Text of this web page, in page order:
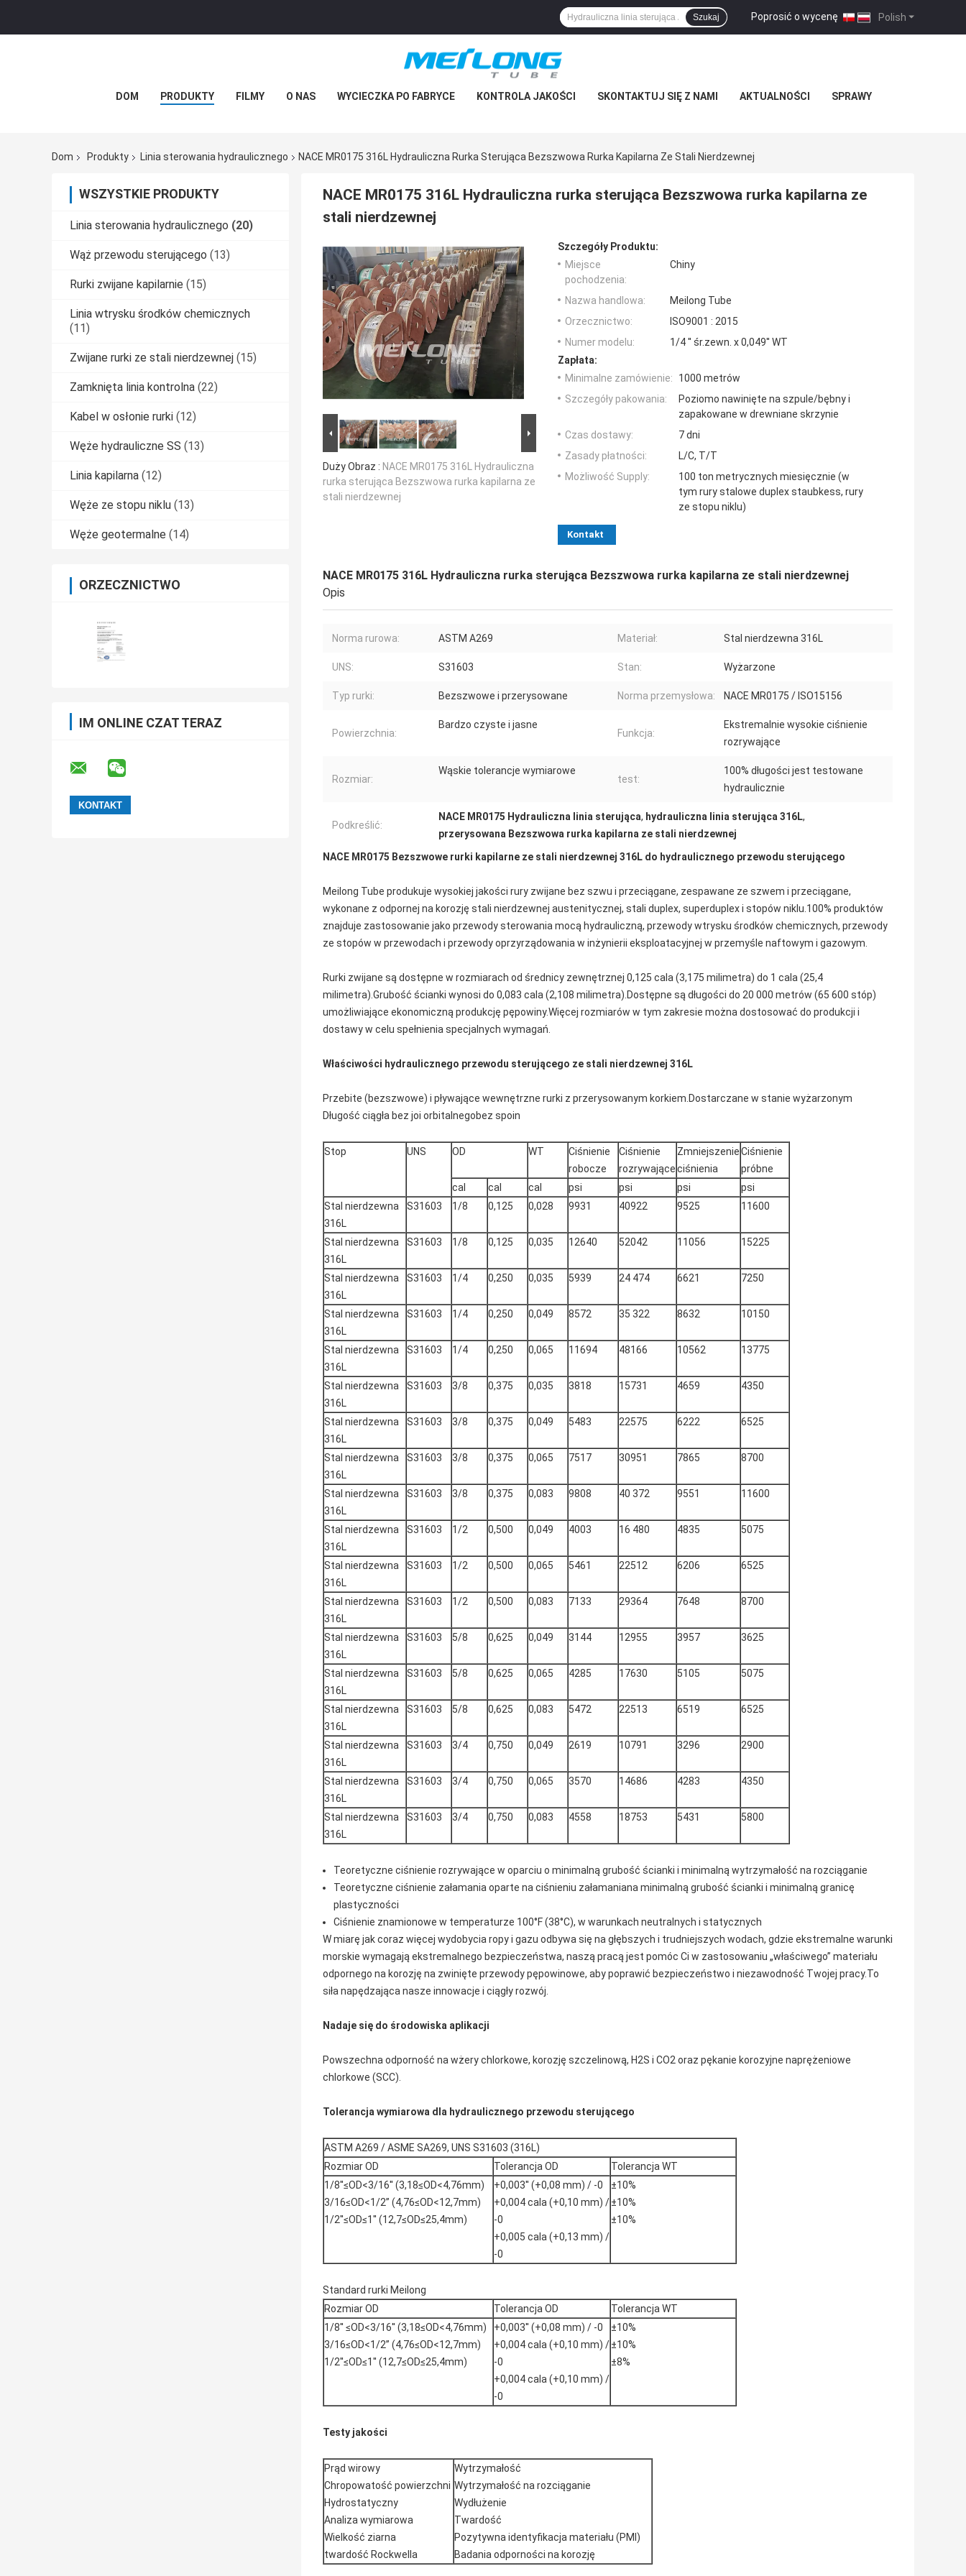
Polish
Poprosić o wycenę |
Szukaj
DOM PRODUKTY FILMY O NAS WYCIECZKA PO FABRYCE KONTROLA JAKOŚCI SKONTAKTUJ SIĘ Z NAMI AKTUALNOŚCI SPRAWY
Dom Produkty Linia sterowania hydraulicznego NACE MR0175 316L Hydrauliczna Rurka Sterująca Bezszwowa Rurka Kapilarna Ze Stali Nierdzewnej
WSZYSTKIE PRODUKTY
Linia sterowania hydraulicznego (20)
Wąż przewodu sterującego (13)
Rurki zwijane kapilarnie (15)
Linia wtrysku środków chemicznych
(11)
Zwijane rurki ze stali nierdzewnej (15)
Zamknięta linia kontrolna (22)
Kabel w osłonie rurki (12)
Węże hydrauliczne SS (13)
Linia kapilarna (12)
Węże ze stopu niklu (13)
Węże geotermalne (14)
ORZECZNICTWO
IM ONLINE CZAT TERAZ
NACE MR0175 316L Hydrauliczna rurka sterująca Bezszwowa rurka kapilarna ze
stali nierdzewnej
Duży Obraz : NACE MR0175 316L Hydrauliczna
rurka sterująca Bezszwowa rurka kapilarna ze
stali nierdzewnej
Szczegóły Produktu:
Miejsce
pochodzenia:
Chiny
Nazwa handlowa:
Meilong Tube
Orzecznictwo:
ISO9001 : 2015
Numer modelu:
1/4 '' śr.zewn. x 0,049'' WT
Zapłata:
Minimalne zamówienie:
1000 metrów
Szczegóły pakowania:
Poziomo nawinięte na szpule/bębny i
zapakowane w drewniane skrzynie
Czas dostawy:
7 dni
Zasady płatności:
L/C, T/T
Możliwość Supply:
100 ton metrycznych miesięcznie (w
tym rury stalowe duplex staubkess, rury
ze stopu niklu)
Kontakt
NACE MR0175 316L Hydrauliczna rurka sterująca Bezszwowa rurka kapilarna ze stali nierdzewnej
Opis
Norma rurowa: ASTM A269 Materiał: Stal nierdzewna 316L
UNS: S31603 Stan: Wyżarzone
Typ rurki: Bezszwowe i przerysowane Norma przemysłowa: NACE MR0175 / ISO15156
Powierzchnia:
Bardzo czyste i jasne
Funkcja:
Ekstremalnie wysokie ciśnienie
rozrywające
Rozmiar:
Wąskie tolerancje wymiarowe
test:
100% długości jest testowane
hydraulicznie
Podkreślić:
NACE MR0175 Hydrauliczna linia sterująca, hydrauliczna linia sterująca 316L,
przerysowana Bezszwowa rurka kapilarna ze stali nierdzewnej
NACE MR0175 Bezszwowe rurki kapilarne ze stali nierdzewnej 316L do hydraulicznego przewodu sterującego
Meilong Tube produkuje wysokiej jakości rury zwijane bez szwu i przeciągane, zespawane ze szwem i przeciągane,
wykonane z odpornej na korozję stali nierdzewnej austenitycznej, stali duplex, superduplex i stopów niklu.100% produktów
znajduje zastosowanie jako przewody sterowania mocą hydrauliczną, przewody wtrysku środków chemicznych, przewody
ze stopów w przewodach i przewody oprzyrządowania w inżynierii eksploatacyjnej w przemyśle naftowym i gazowym.
Rurki zwijane są dostępne w rozmiarach od średnicy zewnętrznej 0,125 cala (3,175 milimetra) do 1 cala (25,4
milimetra).Grubość ścianki wynosi do 0,083 cala (2,108 milimetra).Dostępne są długości do 20 000 metrów (65 600 stóp)
umożliwiające ekonomiczną produkcję pępowiny.Więcej rozmiarów w tym zakresie można dostosować do produkcji i
dostawy w celu spełnienia specjalnych wymagań.
Właściwości hydraulicznego przewodu sterującego ze stali nierdzewnej 316L
Przebite (bezszwowe) i pływające wewnętrzne rurki z przerysowanym korkiem.Dostarczane w stanie wyżarzonym
Długość ciągła bez joi orbitalnegobez spoin
Stop UNS OD WT
Ciśnienie
robocze
Ciśnienie
rozrywające
Zmniejszenie
ciśnienia
Ciśnienie
próbne
cal
cal cal psi psi psi
psi
Stal nierdzewna
316L
S31603 1/8 0,125 0,028 9931 40922 9525 11600
Stal nierdzewna
316L
S31603 1/8 0,125 0,035 12640 52042 11056 15225
Stal nierdzewna
316L
S31603 1/4 0,250 0,035 5939 24 474 6621 7250
Stal nierdzewna
316L
S31603 1/4 0,250 0,049 8572 35 322 8632 10150
Stal nierdzewna
316L
S31603 1/4 0,250 0,065 11694 48166 10562 13775
Stal nierdzewna
316L
S31603 3/8 0,375 0,035 3818 15731 4659 4350
Stal nierdzewna
316L
S31603 3/8 0,375 0,049 5483 22575 6222 6525
Stal nierdzewna
316L
S31603 3/8 0,375 0,065 7517 30951 7865 8700
Stal nierdzewna
316L
S31603 3/8 0,375 0,083 9808 40 372 9551 11600
Stal nierdzewna
316L
S31603 1/2 0,500 0,049 4003 16 480 4835 5075
Stal nierdzewna
316L
S31603 1/2 0,500 0,065 5461 22512 6206 6525
Stal nierdzewna
316L
S31603 1/2 0,500 0,083 7133 29364 7648 8700
Stal nierdzewna
316L
S31603 5/8 0,625 0,049 3144 12955 3957 3625
Stal nierdzewna
316L
S31603 5/8 0,625 0,065 4285 17630 5105 5075
Stal nierdzewna
316L
S31603 5/8 0,625 0,083 5472 22513 6519 6525
Stal nierdzewna
316L
S31603 3/4 0,750 0,049 2619 10791 3296 2900
Stal nierdzewna
316L
S31603 3/4 0,750 0,065 3570 14686 4283 4350
Stal nierdzewna
316L
S31603 3/4 0,750 0,083 4558 18753 5431 5800
Teoretyczne ciśnienie rozrywające w oparciu o minimalną grubość ścianki i minimalną wytrzymałość na rozciąganie
Teoretyczne ciśnienie załamania oparte na ciśnieniu załamaniana minimalną grubość ścianki i minimalną granicę
plastyczności
Ciśnienie znamionowe w temperaturze 100°F (38°C), w warunkach neutralnych i statycznych
W miarę jak coraz więcej wydobycia ropy i gazu odbywa się na głębszych i trudniejszych wodach, gdzie ekstremalne warunki
morskie wymagają ekstremalnego bezpieczeństwa, naszą pracą jest pomóc Ci w zastosowaniu „właściwego” materiału
odpornego na korozję na zwinięte przewody pępowinowe, aby poprawić bezpieczeństwo i niezawodność Twojej pracy.To
siła napędzająca nasze innowacje i ciągły rozwój.
Nadaje się do środowiska aplikacji
Powszechna odporność na wżery chlorkowe, korozję szczelinową, H2S i CO2 oraz pękanie korozyjne naprężeniowe
chlorkowe (SCC).
Tolerancja wymiarowa dla hydraulicznego przewodu sterującego
ASTM A269 / ASME SA269, UNS S31603 (316L)
Rozmiar OD
Tolerancja OD
Tolerancja WT
1/8''≤OD<3/16'' (3,18≤OD<4,76mm)
3/16≤OD<1/2” (4,76≤OD<12,7mm)
1/2''≤OD≤1'' (12,7≤OD≤25,4mm)
+0,003'' (+0,08 mm) / -0
+0,004 cala (+0,10 mm) /
-0
+0,005 cala (+0,13 mm) /
-0
±10%
±10%
±10%
Standard rurki Meilong
Rozmiar OD
Tolerancja OD
Tolerancja WT
1/8'' ≤OD<3/16'' (3,18≤OD<4,76mm)
3/16≤OD<1/2” (4,76≤OD<12,7mm)
1/2''≤OD≤1'' (12,7≤OD≤25,4mm)
+0,003'' (+0,08 mm) / -0
+0,004 cala (+0,10 mm) /
-0
+0,004 cala (+0,10 mm) /
-0
±10%
±10%
±8%
Testy jakości
Prąd wirowy
Chropowatość powierzchni
Hydrostatyczny
Analiza wymiarowa
Wielkość ziarna
twardość Rockwella
Wytrzymałość
Wytrzymałość na rozciąganie
Wydłużenie
Twardość
Pozytywna identyfikacja materiału (PMI)
Badania odporności na korozję